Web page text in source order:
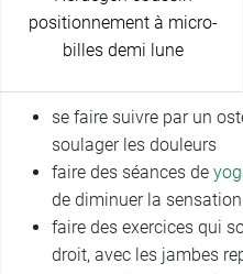
positionnement à micro-
billes demi lune
se faire suivre par un
soulager les douleurs
faire des séances de
de diminuer la
faire des exercices qui
droit, avec les jambes